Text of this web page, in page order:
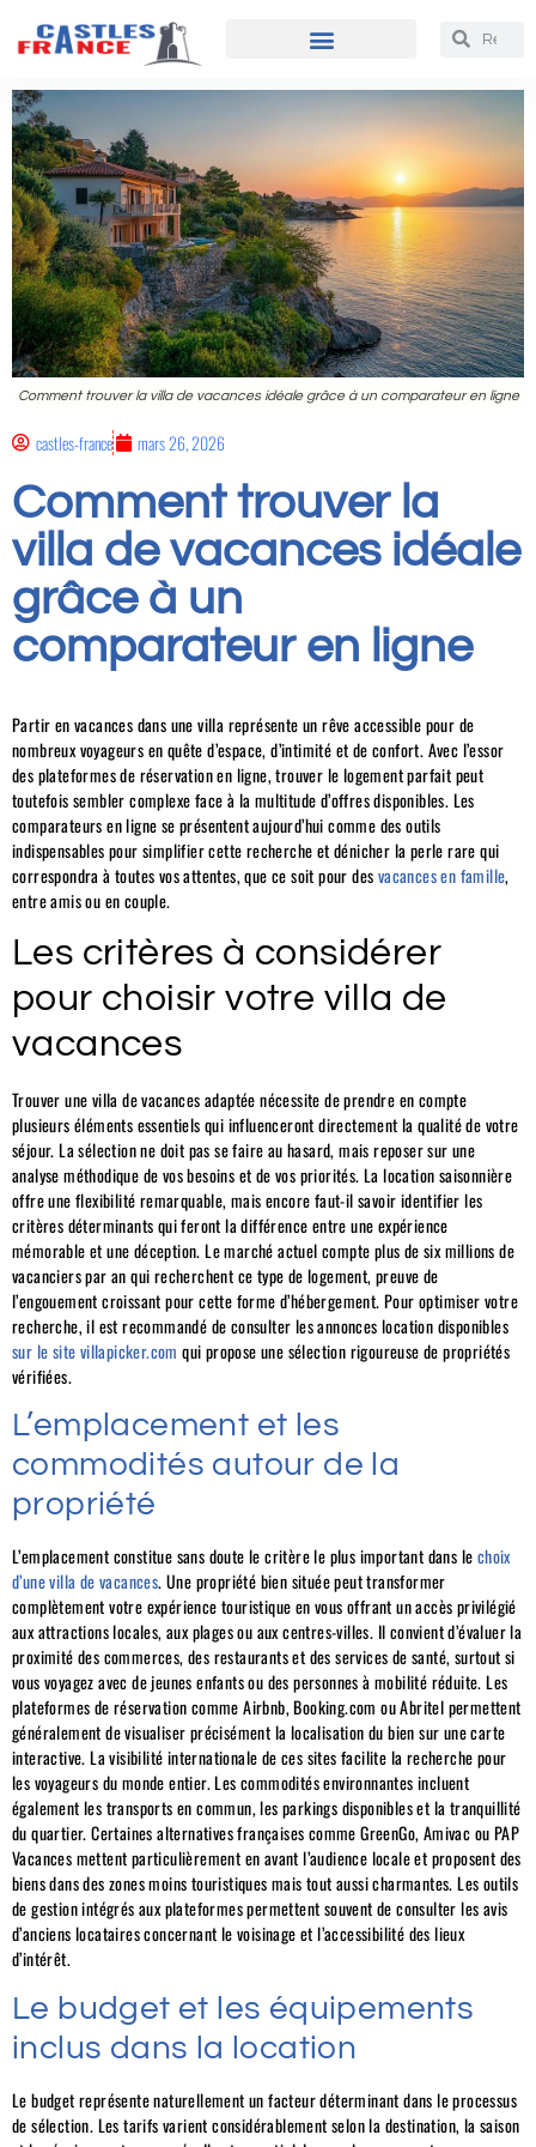
Comment trouver la villa de vacances idéale grâce à un comparateur en ligne
castles-france mars 26, 2026
Comment trouver la
villa de vacances idéale
grâce à un
comparateur en ligne
Partir en vacances dans une villa représente un rêve accessible pour de
nombreux voyageurs en quête d’espace, d’intimité et de confort. Avec l’essor
des plateformes de réservation en ligne, trouver le logement parfait peut
toutefois sembler complexe face à la multitude d’offres disponibles. Les
comparateurs en ligne se présentent aujourd’hui comme des outils
indispensables pour simplifier cette recherche et dénicher la perle rare qui
correspondra à toutes vos attentes, que ce soit pour desvacances en famille,
entre amis ou en couple.
Les critères à considérer
pour choisir votre villa de
vacances
Trouver une villa de vacances adaptée nécessite de prendre en compte
plusieurs éléments essentiels qui influenceront directement la qualité de votre
séjour. La sélection ne doit pas se faire au hasard, mais reposer sur une
analyse méthodique de vos besoins et de vos priorités. La location saisonnière
offre une flexibilité remarquable, mais encore faut-il savoir identifier les
critères déterminants qui feront la différence entre une expérience
mémorable et une déception. Le marché actuel compte plus de six millions de
vacanciers par an qui recherchent ce type de logement, preuve de
l’engouement croissant pour cette forme d’hébergement. Pour optimiser votre
recherche, il est recommandé de consulter les annonces location disponibles
sur le site villapicker.com qui propose une sélection rigoureuse de propriétés
vérifiées.
L’emplacement et les
commodités autour de la
propriété
L’emplacement constitue sans doute le critère le plus important dans lechoix
d’une villa de vacances. Une propriété bien située peut transformer
complètement votre expérience touristique en vous offrant un accès privilégié
aux attractions locales, aux plages ou aux centres-villes. Il convient d’évaluer la
proximité des commerces, des restaurants et des services de santé, surtout si
vous voyagez avec de jeunes enfants ou des personnes à mobilité réduite. Les
plateformes de réservation comme Airbnb, Booking.com ou Abritel permettent
généralement de visualiser précisément la localisation du bien sur une carte
interactive. La visibilité internationale de ces sites facilite la recherche pour
les voyageurs du monde entier. Les commodités environnantes incluent
également les transports en commun, les parkings disponibles et la tranquillité
du quartier. Certaines alternatives françaises comme GreenGo, Amivac ou PAP
Vacances mettent particulièrement en avant l’audience locale et proposent des
biens dans des zones moins touristiques mais tout aussi charmantes. Les outils
de gestion intégrés aux plateformes permettent souvent de consulter les avis
d’anciens locataires concernant le voisinage et l’accessibilité des lieux
d’intérêt.
Le budget et les équipements
inclus dans la location
Le budget représente naturellement un facteur déterminant dans le processus
de sélection. Les tarifs varient considérablement selon la destination, la saison